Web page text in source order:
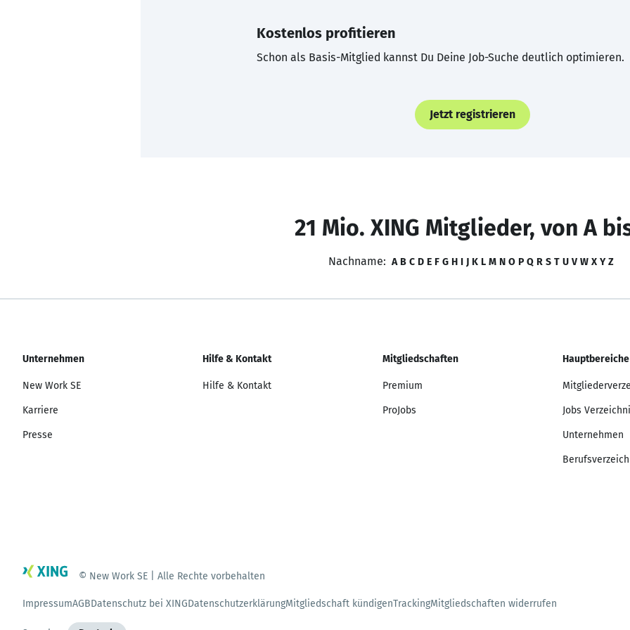
Kostenlos profitieren
Schon als Basis-Mitglied kannst Du Deine Job-Suche deutlich optimieren.
Jetzt registrieren
21 Mio. XING Mitglieder, von A
Nachname: A B C D E F G H I J K L M N O P Q R S T U V W X Y Z
Unternehmen
New Work SE
Karriere
Presse
Hilfe & Kontakt
Hilfe & Kontakt
Mitgliedschaften
Premium
ProJobs
Hauptbereiche
Jobs
Unternehmen
© New Work SE | Alle Rechte vorbehalten
ImpressumAGBDatenschutz bei XINGDatenschutzerklärungMitgliedschaft kündigenTrackingMitgliedschaften widerrufen